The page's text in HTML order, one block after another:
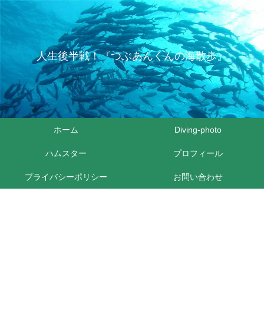
人生後半戦！『つぶあんくんの海散歩』
ホーム Diving-photo
ハムスター プロフィール
プライバシーポリシー お問い合わせ